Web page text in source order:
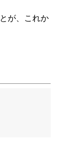
が、これか